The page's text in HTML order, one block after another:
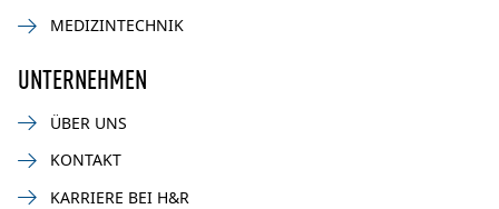
MEDIZINTECHNIK
UNTERNEHMEN
ÜBER UNS
KONTAKT
KARRIERE BEI H&R